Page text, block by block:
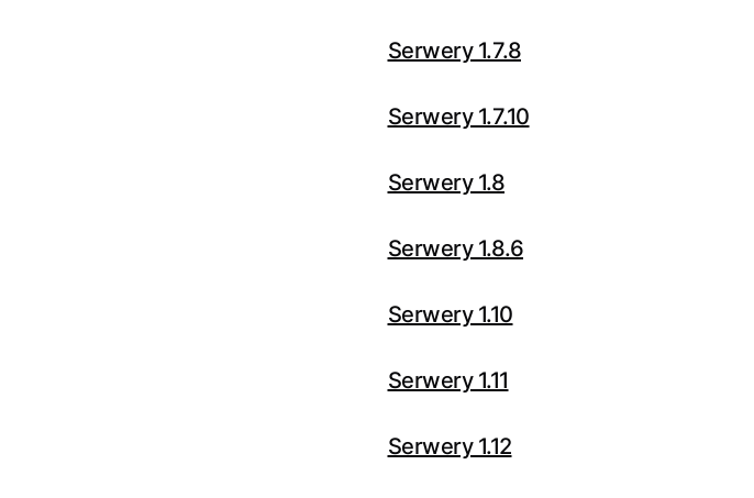
Serwery 1.7.8
Serwery 1.7.10
Serwery 1.8
Serwery 1.8.6
Serwery 1.10
Serwery 1.11
Serwery 1.12